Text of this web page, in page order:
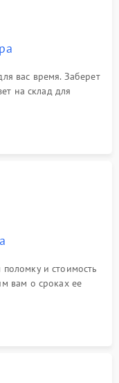
вас время. Заберет
на склад для
и стоимость
вам о сроках ее